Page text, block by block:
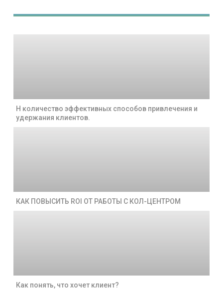
Н количество эффективных способов привлечения и
удержания клиентов.
КАК ПОВЫСИТЬ ROI ОТ РАБОТЫ С КОЛ-ЦЕНТРОМ
Как понять, что хочет клиент?